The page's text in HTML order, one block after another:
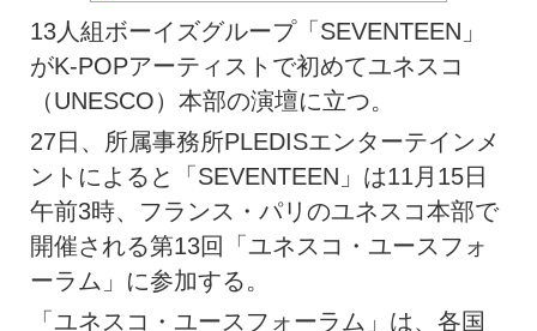
13人組ボーイズグループ「SEVENTEEN」
がK-POPアーティストで初めてユネスコ
（UNESCO）本部の演壇に立つ。
27日、所属事務所PLEDISエンターテインメ
ントによると「SEVENTEEN」は11月15日
午前3時、フランス・パリのユネスコ本部で
開催される第13回「ユネスコ・ユースフォ
ーラム」に参加する。
「ユネスコ・ユースフォーラム」は、各国